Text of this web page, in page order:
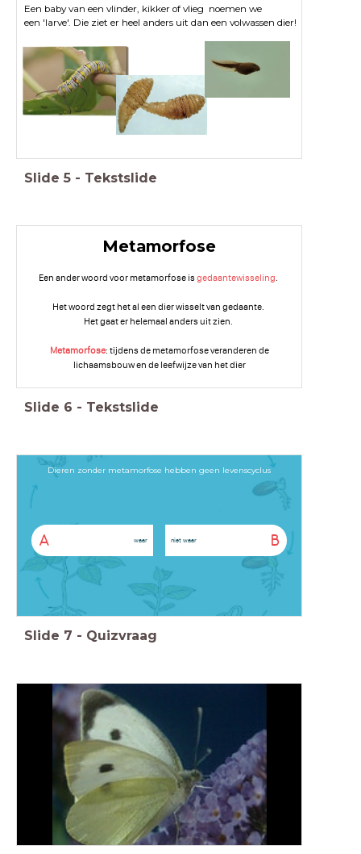
Een baby van een vlinder, kikker of vlieg noemen we
een 'larve'. Die ziet er heel anders uit dan een volwassen dier!
Slide 5 - Tekstslide
Metamorfose
Een ander woord voor metamorfose isgedaantewisseling
Het woord zegt het al een dier wisselt van gedaante.
Het gaat er helemaal anders uit zien.
Metamorfose: tijdens de metamorfose veranderen de
lichaamsbouw en de leefwijze van het dier
Slide 6 - Tekstslide
Dieren zonder metamorfose hebben geen levenscyclus
A waar B
niet waar
Slide 7 - Quizvraag